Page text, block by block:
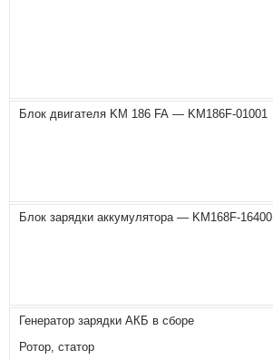
Блок двигателя KM 186 FA — KM186F-01001
Блок зарядки аккумулятора — KM168F-16400
Генератор зарядки АКБ в сборе
Ротор, статор